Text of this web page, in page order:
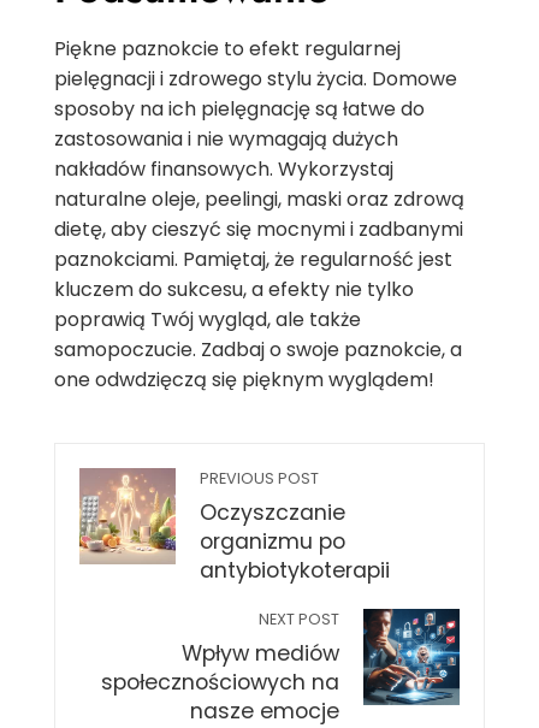
Piękne paznokcie to efekt regularnej
pielęgnacji i zdrowego stylu życia. Domowe
sposoby na ich pielęgnację są łatwe do
zastosowania i nie wymagają dużych
nakładów finansowych. Wykorzystaj
naturalne oleje, peelingi, maski oraz zdrową
dietę, aby cieszyć się mocnymi i zadbanymi
paznokciami. Pamiętaj, że regularność jest
kluczem do sukcesu, a efekty nie tylko
poprawią Twój wygląd, ale także
samopoczucie. Zadbaj o swoje paznokcie, a
one odwdzięczą się pięknym wyglądem!
PREVIOUS POST
Oczyszczanie
organizmu po
antybiotykoterapii
NEXT POST
Wpływ mediów
społecznościowych na
nasze emocje